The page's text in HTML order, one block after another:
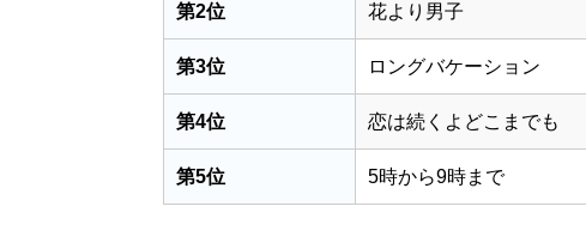
第2位 花より男子
第3位 ロングバケーション
第4位 恋は続くよどこまでも
第5位 5時から9時まで